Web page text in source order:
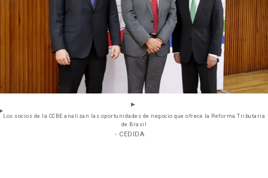
Los socios de la CCBE analizan las oportunidades de negocio que ofrece la Reforma Tributaria
de Brasil
- CEDIDA